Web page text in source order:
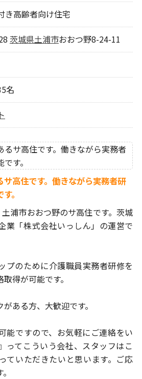
き高齢者向け住宅
茨城県土浦市おおつ野8-24-11
名
高住です。働きながら実務者研
。
浦市おおつ野のサ高住です。 茨城
業「株式会社いっしん」の運営で
プのために介護職員実務者研修を
得が可能です。
ある方、大歓迎です。
能ですので、お気軽にご連絡をい
ってこういう会社、スタッフはこ
ていただきたいと思います。ご応